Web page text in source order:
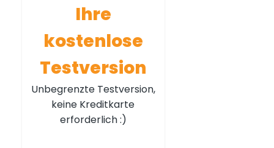
Ihre
kostenlose
Testversion
Unbegrenzte Testversion,
keine Kreditkarte
erforderlich :)